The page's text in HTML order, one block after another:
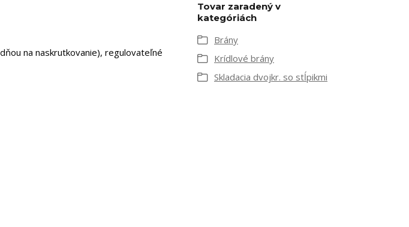
na naskrutkovanie), regulovateľné
Tovar zaradený v
kategóriách
Brány
Krídlové brány
Skladacia dvojkr. so stĺpikmi